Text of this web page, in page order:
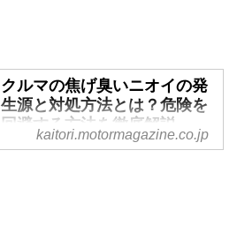
クルマの焦げ臭いニオイの発
生源と対処方法とは？危険を
回避する方法を徹底解説
クルマから焦げ臭いニオイが？！
kaitori.motormagazine.co.jp